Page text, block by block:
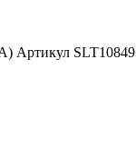
Артикул SLT10849